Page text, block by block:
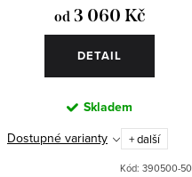
od3 060 Kč
DETAIL
Skladem
Dostupné varianty
+ další
Kód: 390500-50